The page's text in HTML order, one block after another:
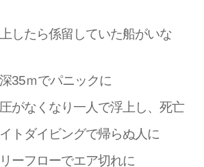
したら係留していた船がいな
35ｍでパニックに
がなくなり一人で浮上し、死亡
トダイビングで帰らぬ人に
ーフローでエア切れに